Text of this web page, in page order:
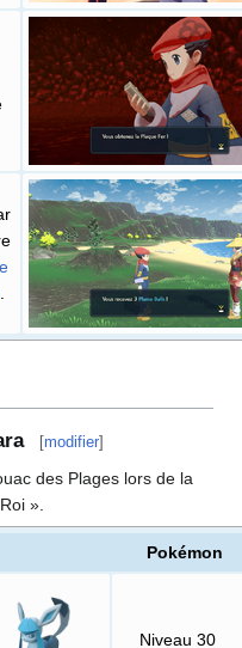
[modifier]
des Plages lors de la
»
Pokémon
Niveau 30